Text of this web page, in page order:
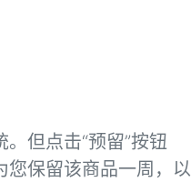
但点击“预留”按钮
您保留该商品一周，以